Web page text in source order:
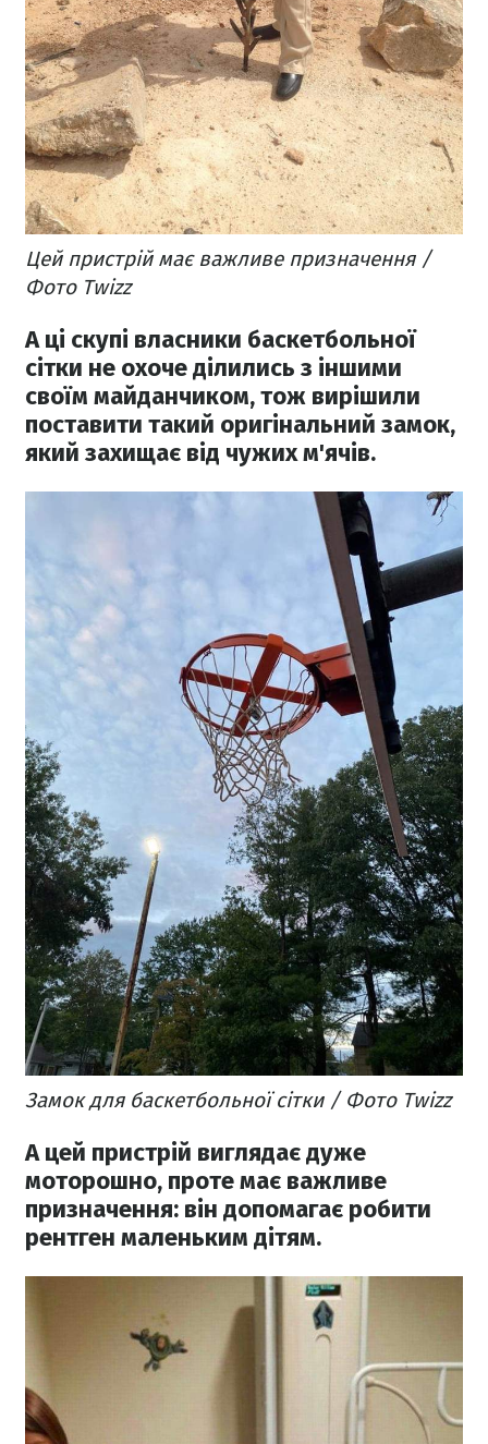
Цей пристрій має важливе призначення /
Фото Twizz
А ці скупі власники баскетбольної
сітки не охоче ділились з іншими
своїм майданчиком, тож вирішили
поставити такий оригінальний замок,
який захищає від чужих м'ячів.
Замок для баскетбольної сітки / Фото Twizz
А цей пристрій виглядає дуже
моторошно, проте має важливе
призначення: він допомагає робити
рентген маленьким дітям.